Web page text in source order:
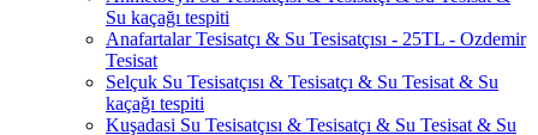
Su kaçağı tespiti
Anafartalar Tesisatçı & Su Tesisatçısı - 25TL - Ozdemir
Tesisat
Selçuk Su Tesisatçısı & Tesisatçı & Su Tesisat & Su
kaçağı tespiti
Kuşadasi Su Tesisatçısı & Tesisatçı & Su Tesisat & Su